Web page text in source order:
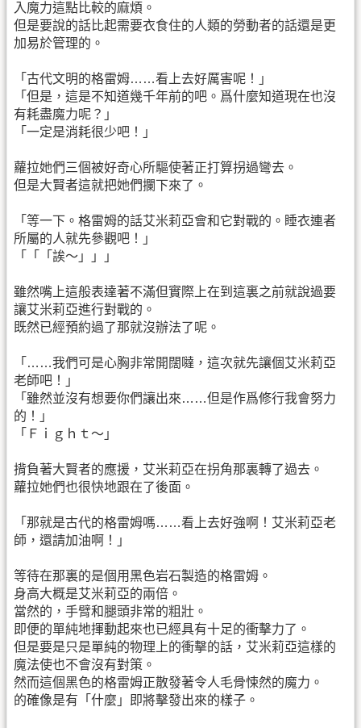
入魔力這點比較的麻煩。
但是要說的話比起需要衣食住的人類的勞動者的話還是更
加易於管理的。
「古代文明的格雷姆……看上去好厲害呢！」
「但是，這是不知道幾千年前的吧。爲什麼知道現在也沒
有耗盡魔力呢？」
「一定是消耗很少吧！」
蘿拉她們三個被好奇心所驅使著正打算拐過彎去。
但是大賢者這就把她們攔下來了。
「等一下。格雷姆的話艾米莉亞會和它對戰的。睡衣連者
所屬的人就先參觀吧！」
「「「誒～」」」
雖然嘴上這般表達著不滿但實際上在到這裏之前就說過要
讓艾米莉亞進行對戰的。
既然已經預約過了那就沒辦法了呢。
「……我們可是心胸非常開闊噠，這次就先讓個艾米莉亞
老師吧！」
「雖然並沒有想要你們讓出來……但是作爲修行我會努力
的！」
「Ｆｉｇｈｔ～」
揹負著大賢者的應援，艾米莉亞在拐角那裏轉了過去。
蘿拉她們也很快地跟在了後面。
「那就是古代的格雷姆嗎……看上去好強啊！艾米莉亞老
師，還請加油啊！」
等待在那裏的是個用黑色岩石製造的格雷姆。
身高大概是艾米莉亞的兩倍。
當然的，手臂和腿頭非常的粗壯。
即便的單純地揮動起來也已經具有十足的衝擊力了。
但是要是只是單純的物理上的衝擊的話，艾米莉亞這樣的
魔法使也不會沒有對策。
然而這個黑色的格雷姆正散發著令人毛骨悚然的魔力。
的確像是有「什麼」即將擊發出來的樣子。